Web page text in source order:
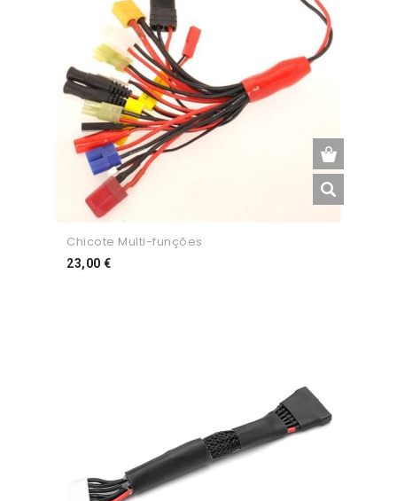
Chicote Multi-funções
23,00 €Preço